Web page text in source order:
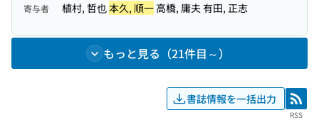
寄与者 植村, 哲也本久, 順一 高橋, 庸夫 有田, 正志
もっと見る（21件目～）
書誌情報を一括出力 RSS
RSS